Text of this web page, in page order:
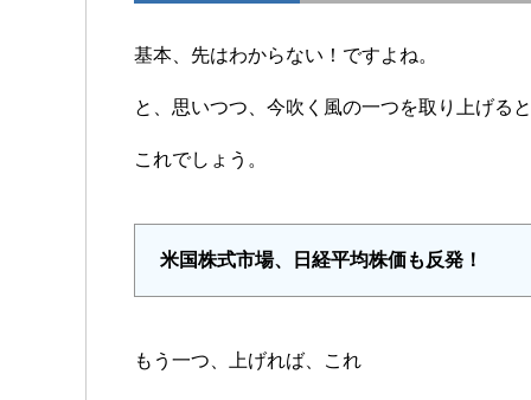
基本、先はわからない！ですよね。
と、思いつつ、今吹く風の一つを取り上げると
これでしょう。
米国株式市場、日経平均株価も反発！
もう一つ、上げれば、これ